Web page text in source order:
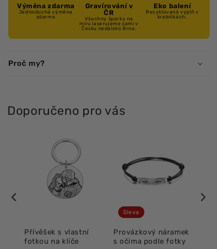
Výměna zdarma
Jednoduchá výměna
zdarma
Gravírování v
ČR
Všechny šperky na
míru laserujeme sami v
Česku nedaleko Brna.
Eko balení
Recyklovaná výplň v
krabičkách.
Proč my?
Doporučeno pro vás
Přívěšek s vlastní
fotkou na klíče
Sleva
Provázkový náramek
s očima podle fotky